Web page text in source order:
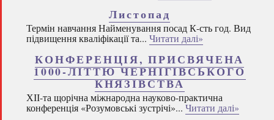
Листопад
Термін навчання Найменування посад К-сть год. Вид
підвищення кваліфікації та... Читати далі»
КОНФЕРЕНЦІЯ, ПРИСВЯЧЕНА
1000-ЛІТТЮ ЧЕРНІГІВСЬКОГО
КНЯЗІВСТВА
ХІІ-та щорічна міжнародна науково-практична
конференція «Розумовські зустрічі»... Читати далі»